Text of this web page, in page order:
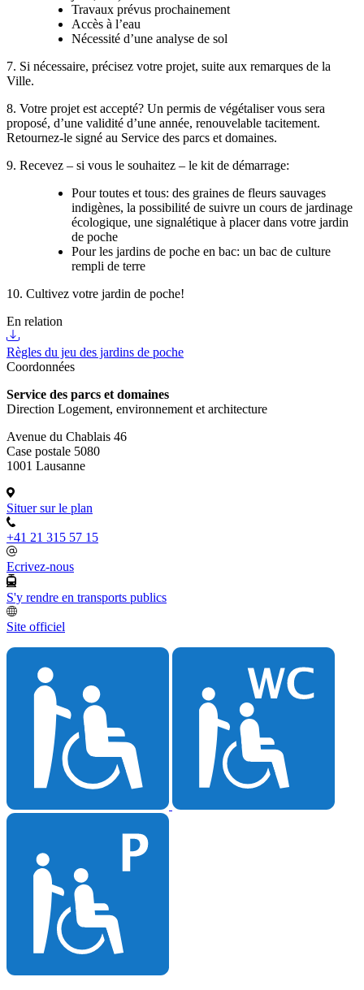
Travaux prévus prochainement
Accès à l’eau
Nécessité d’une analyse de sol
7. Si nécessaire, précisez votre projet, suite aux remarques de la
Ville.
8. Votre projet est accepté? Un permis de végétaliser vous sera
proposé, d’une validité d’une année, renouvelable tacitement.
Retournez-le signé au Service des parcs et domaines.
9. Recevez – si vous le souhaitez – le kit de démarrage:
Pour toutes et tous: des graines de fleurs sauvages
indigènes, la possibilité de suivre un cours de jardinage
écologique, une signalétique à placer dans votre jardin
de poche
Pour les jardins de poche en bac: un bac de culture
rempli de terre
10. Cultivez votre jardin de poche!
En relation
Règles du jeu des jardins de poche
Coordonnées
Service des parcs et domaines
Direction Logement, environnement et architecture
Avenue du Chablais 46
Case postale 5080
1001 Lausanne
Situer sur le plan
+41 21 315 57 15
Ecrivez-nous
S'y rendre en transports publics
Site officiel